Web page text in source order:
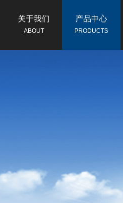
关于我们
ABOUT
产品中心
PRODUCTS